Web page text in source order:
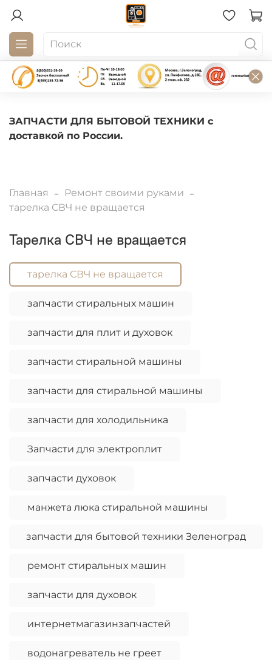
ЗАПЧАСТИ ДЛЯ БЫТОВОЙ ТЕХНИКИ с
доставкой по России.
Главная
Ремонт своими руками
тарелка СВЧ не вращается
тарелка СВЧ не вращается
тарелка СВЧ не вращается
запчасти стиральных машин
запчасти для плит и духовок
запчасти стиральной машины
запчасти для стиральной машины
запчасти для холодильника
Запчасти для электроплит
запчасти духовок
манжета люка стиральной машины
запчасти для бытовой техники Зеленоград
ремонт стиральных машин
запчасти для духовок
интернетмагазинзапчастей
водонагреватель не греет